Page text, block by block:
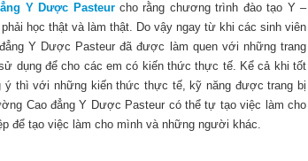
Y Dược Pasteurcho rằng chương trình đào tạo Y –
học thật và làm thật. Do vậy ngay từ khi các sinh viên
Y Dược Pasteur đã được làm quen với những trang
dụng để cho các em có kiến thức thực tế. Kể cả khi tốt
thì với những kiến thức thực tế, kỹ năng được trang bị
Cao đẳng Y Dược Pasteur có thể tự tạo việc làm cho
để tạo việc làm cho mình và những người khác.